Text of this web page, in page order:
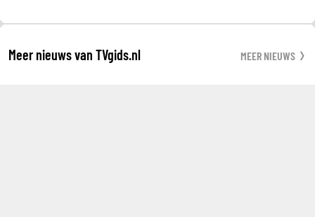
Meer nieuws van TVgids.nl MEER NIEUWS